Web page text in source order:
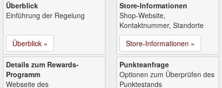
Überblick
Einführung der Regelung
Überblick »
Store-Informationen
Shop-Website,
Kontaktnummer, Standorte
Store-Informationen »
Details zum Rewards-
Programm
Webseite des
Punkteanfrage
Optionen zum Überprüfen des
Punktestands